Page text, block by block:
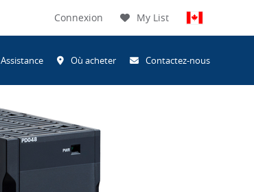
Connexion My List
Assistance Où acheter Contactez-nous